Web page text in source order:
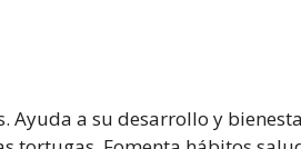
Ayuda a su desarrollo y